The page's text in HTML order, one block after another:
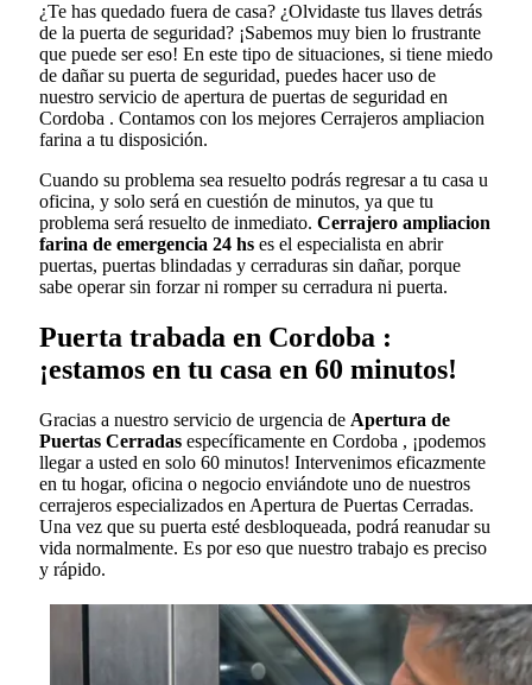
¿Te has quedado fuera de casa? ¿Olvidaste tus llaves detrás
de la puerta de seguridad? ¡Sabemos muy bien lo frustrante
que puede ser eso! En este tipo de situaciones, si tiene miedo
de dañar su puerta de seguridad, puedes hacer uso de
nuestro servicio de apertura de puertas de seguridad en
Cordoba . Contamos con los mejores Cerrajeros ampliacion
farina a tu disposición.
Cuando su problema sea resuelto podrás regresar a tu casa u
oficina, y solo será en cuestión de minutos, ya que tu
problema será resuelto de inmediato. Cerrajero ampliacion
farina de emergencia 24 hs es el especialista en abrir
puertas, puertas blindadas y cerraduras sin dañar, porque
sabe operar sin forzar ni romper su cerradura ni puerta.
Puerta trabada en Cordoba :
¡estamos en tu casa en 60 minutos!
Gracias a nuestro servicio de urgencia de Apertura de
Puertas Cerradas específicamente en Cordoba , ¡podemos
llegar a usted en solo 60 minutos! Intervenimos eficazmente
en tu hogar, oficina o negocio enviándote uno de nuestros
cerrajeros especializados en Apertura de Puertas Cerradas.
Una vez que su puerta esté desbloqueada, podrá reanudar su
vida normalmente. Es por eso que nuestro trabajo es preciso
y rápido.